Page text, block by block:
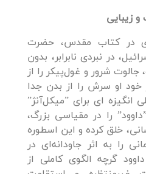
زیبایی
در کتاب مقدس، حضرت
در نبردی نابرابر، بدون
شرور و غول‌پیکر را از
خود او سرش را از بدن جدا
انگیزه ای برای ”میکل‌آنژ”
را در مقیاسی بزرگ،
خلق کرده و این اسطوره
را به اثر جاودانه‌ای در
گرچه الگوی کاملی از